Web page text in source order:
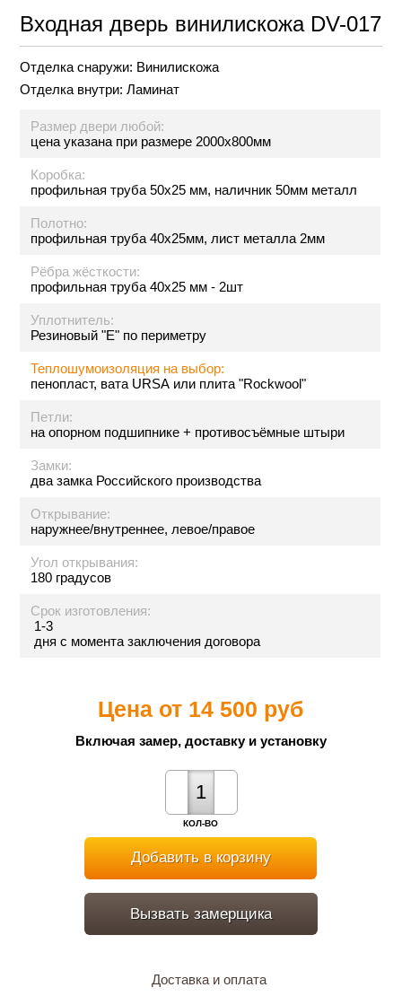
Входная дверь винилискожа DV-017
Отделка снаружи: Винилискожа
Отделка внутри:Ламинат
Размер двери любой:
цена указана при размере 2000х800мм
Коробка:
профильная труба 50х25 мм, наличник 50мм металл
Полотно:
профильная труба 40х25мм, лист металла 2мм
Рёбра жёсткости:
профильная труба 40х25 мм - 2шт
Уплотнитель:
Резиновый "Е" по периметру
Теплошумоизоляция на выбор:
пенопласт, вата URSA или плита "Rockwool"
Петли:
на опорном подшипнике + противосъёмные штыри
Замки:
два замка Российского производства
Открывание:
наружнее/внутреннее, левое/правое
Угол открывания:
180 градусов
Срок изготовления:
1-3
дня с момента заключения договора
Цена от 14 500 руб
Включая замер, доставку и установку
КОЛ-ВО
Добавить в корзину
Вызвать замерщика
Доставка и оплата